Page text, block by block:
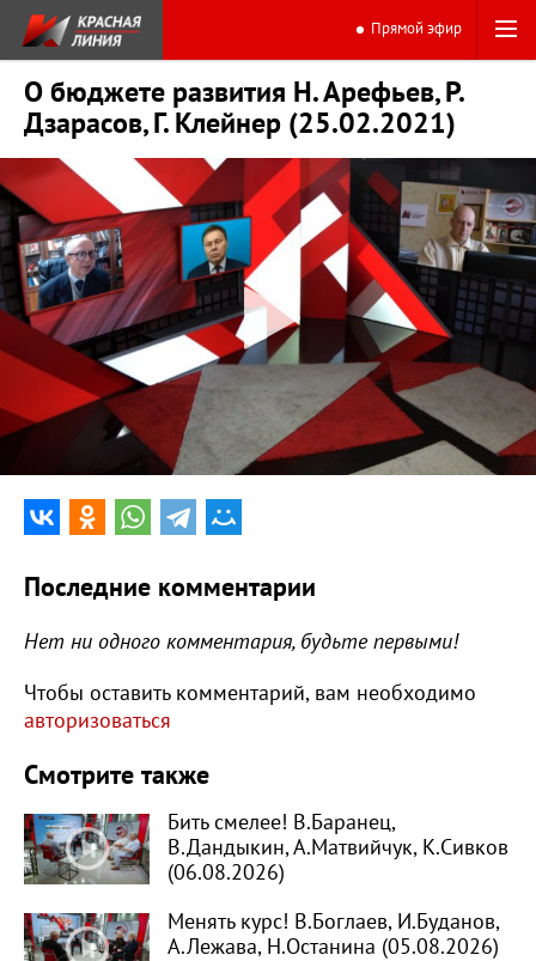
Прямой эфир
О бюджете развития Н. Арефьев, Р.
Дзарасов, Г. Клейнер (25.02.2021)
43:53
Последние комментарии
Нет ни одного комментария, будьте первыми!
Чтобы оставить комментарий, вам необходимо
авторизоваться
Смотрите также
Бить смелее! В.Баранец,
В.Дандыкин, А.Матвийчук, К.Сивков
(06.08.2026)
Менять курс! В.Боглаев, И.Буданов,
А.Лежава, Н.Останина (05.08.2026)